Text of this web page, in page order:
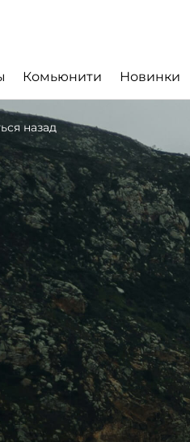
Комьюнити Новинки
назад